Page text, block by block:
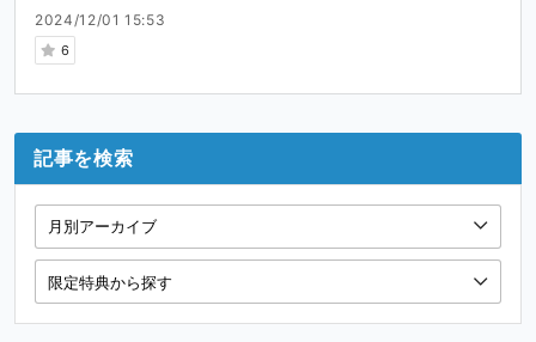
2024/12/01 15:53
6
記事を検索